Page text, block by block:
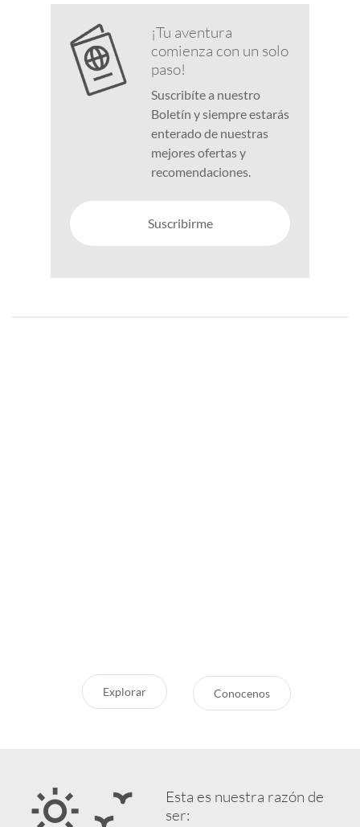
¡Tu aventura
comienza con un solo
paso!
Suscribíte a nuestro
Boletín y siempre estarás
enterado de nuestras
mejores ofertas y
recomendaciones.
Suscribirme
Explorar Conocenos
Esta es nuestra razón de
ser: